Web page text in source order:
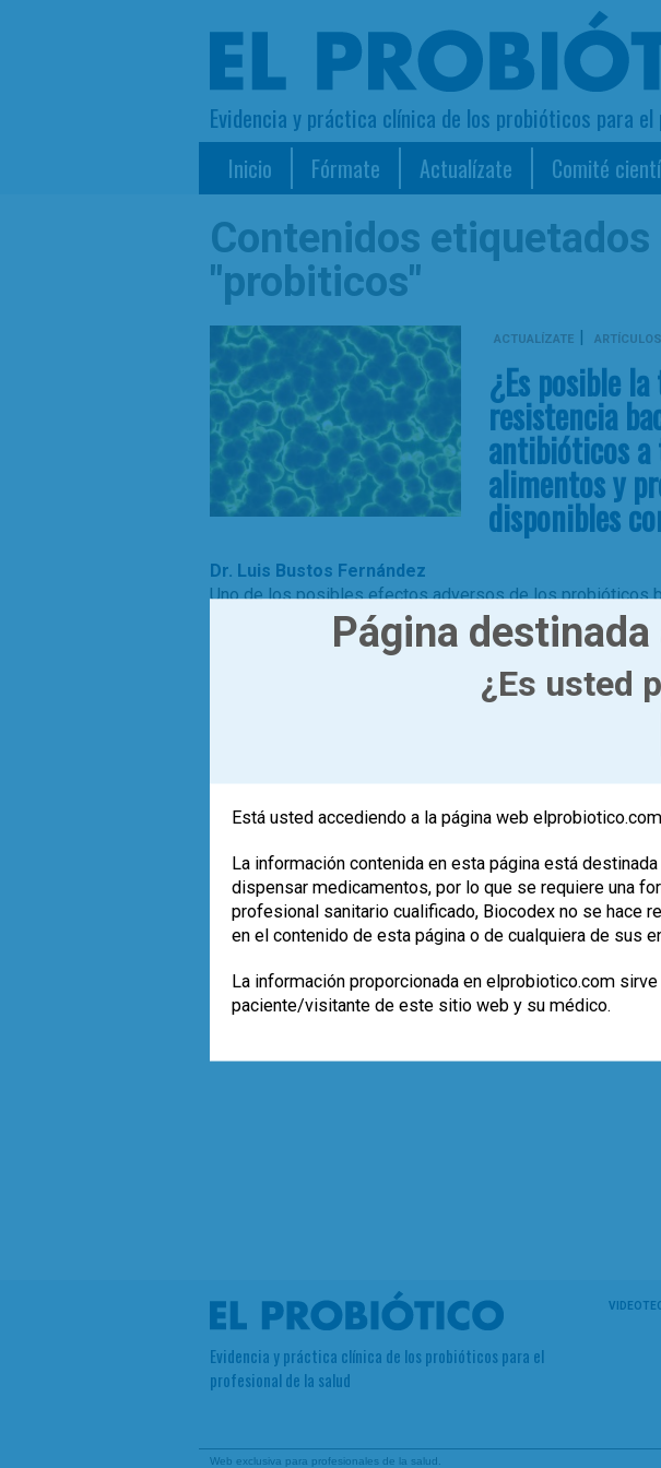
Evidencia y práctica clínica de los probióticos para
Inicio Fórmate Actualízate Comité
Contenidos etiquetados
"probiticos"
ACTUALÍZATE | ARTÍCULOS
¿Es posible
resistencia
antibióticos a
alimentos y
disponibles
Dr. Luis Bustos Fernández
Uno de los posibles efectos adversos de los probióticos
trasferencia de genes de resistencia a los antibióticos a
comunidad microbiana intestinal.
probiticos,productos,
Evidencia y práctica clínica de los probióticos para el
profesional de la salud
Web exclusiva para profesionales de la salud.
Página
¿Es usted
Está usted accediendo a la página web
La información contenida en esta página está
dispensar medicamentos, por lo que se requiere una
profesional sanitario cualificado, Biocodex no se hace
en el contenido de esta página o de cualquiera de sus
La información proporcionada en elprobiotico.com
paciente/visitante de este sitio web y su médico.